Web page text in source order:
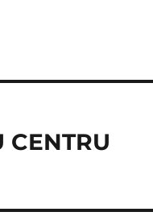
CENTRU